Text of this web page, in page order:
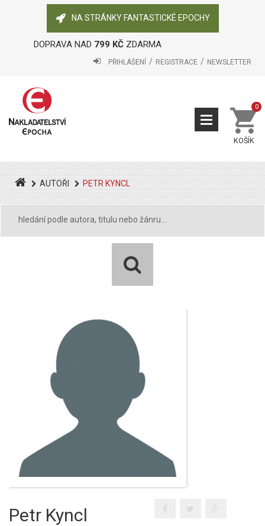
NA STRÁNKY FANTASTICKÉ EPOCHY
DOPRAVA NAD 799 KČZDARMA
PŘIHLÁŠENÍ REGISTRACE NEWSLETTER
KOŠÍK
0
AUTOŘI PETR KYNCL
Petr Kyncl